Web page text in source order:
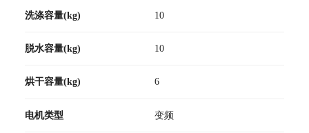
洗涤容量(kg) 10
脱水容量(kg) 10
烘干容量(kg) 6
电机类型 变频